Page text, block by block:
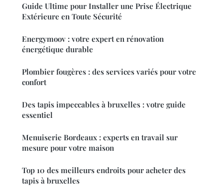
Guide Ultime pour Installer une Prise Électrique
Extérieure en Toute Sécurité
Energymoov : votre expert en rénovation
énergétique durable
Plombier fougères : des services variés pour votre
confort
Des tapis impeccables à bruxelles : votre guide
essentiel
Menuiserie Bordeaux : experts en travail sur
mesure pour votre maison
Top 10 des meilleurs endroits pour acheter des
tapis à bruxelles